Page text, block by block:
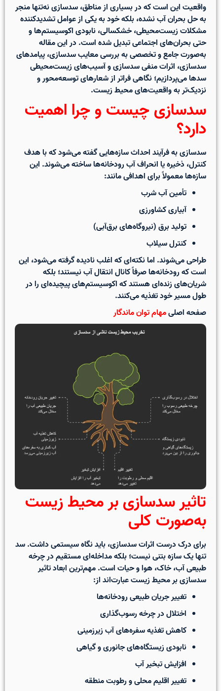
واقعیت این است که در بسیاری از مناطق، سدسازی نه‌تنها منجر
به حل بحران آب نشده، بلکه خود به یکی از عوامل تشدیدکننده
مشکلات زیست‌محیطی، خشکسالی، نابودی اکوسیستم‌ها و
حتی بحران‌های اجتماعی تبدیل شده است. در این مقاله
به‌صورت جامع و تخصصی به بررسیمعایب سدسازی، پیامدهای
سدسازی، اثرات منفی سدسازی و آسیب‌های زیست‌محیطی
سدهامی‌پردازیم؛ نگاهی فراتر از شعارهای توسعه‌محور و
نزدیک‌تر به واقعیت‌های محیط زیست.
سدسازی چیست و چرا اهمیت
دارد؟
سدسازی به فرآیند احداث سازه‌هایی گفته می‌شود که با هدف
کنترل، ذخیره یا انحراف آب رودخانه‌ها ساخته می‌شوند. این
سازه‌ها معمولاً برای اهدافی مانند:
تأمین آب شرب
آبیاری کشاورزی
تولید برق (نیروگاه‌های برق‌آبی)
کنترل سیلاب
طراحی می‌شوند. اما نکته‌ای که اغلب نادیده گرفته می‌شود، این
است کهرودخانه‌ها صرفاً کانال انتقال آب نیستند؛ بلکه
شریان‌های زنده‌ای هستند که اکوسیستم‌های پیچیده‌ای را در
طول مسیر خود تغذیه می‌کنند.
صفحه اصلیمهام توان ماندگار
تاثیر سدسازی بر محیط زیست
به‌صورت کلی
برای درک درست اثرات سدسازی، باید نگاه سیستمی داشت. سد
تنها یک سازه بتنی نیست؛ بلکه مداخله‌ای مستقیم در چرخه
طبیعی آب، خاک، هوا و حیات است. مهم‌ترین ابعاد تاثیر
سدسازی بر محیط زیست عبارت‌اند از:
تغییر جریان طبیعی رودخانه‌ها
اختلال در چرخه رسوب‌گذاری
کاهش تغذیه سفره‌های آب زیرزمینی
نابودی زیستگاه‌های جانوری و گیاهی
افزایش تبخیر آب
تغییر اقلیم محلی و رطوبت منطقه